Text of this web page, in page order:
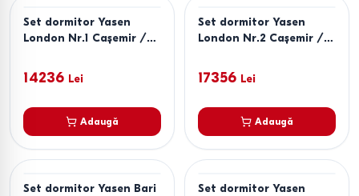
Set dormitor Yasen
London Nr.1 Cașemir /
14236 Lei
Adaugă
Set dormitor Yasen
London Nr.2 Cașemir /
17356 Lei
Adaugă
Set dormitor Yasen Bari
Set dormitor Yasen